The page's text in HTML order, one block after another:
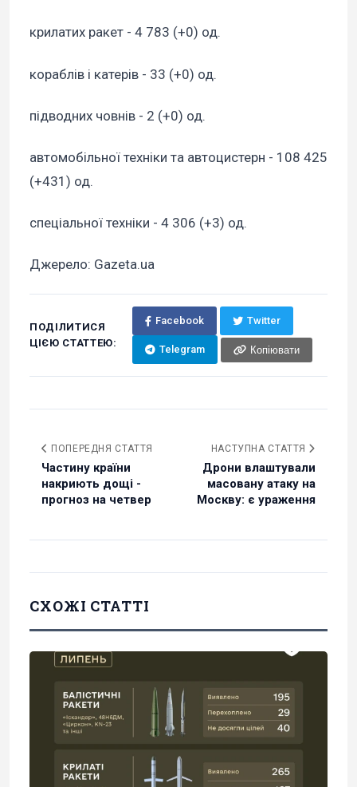
крилатих ракет - 4 783 (+0) од.
кораблів і катерів - 33 (+0) од.
підводних човнів - 2 (+0) од.
автомобільної техніки та автоцистерн - 108 425
(+431) од.
спеціальної техніки - 4 306 (+3) од.
Джерело: Gazeta.ua
ПОДІЛИТИСЯ
ЦІЄЮ СТАТТЕЮ:
Facebook Twitter
Telegram Копіювати
ПОПЕРЕДНЯ СТАТТЯ
Частину країни
накриють дощі -
прогноз на четвер
НАСТУПНА СТАТТЯ
Дрони влаштували
масовану атаку на
Москву: є ураження
СХОЖІ СТАТТІ